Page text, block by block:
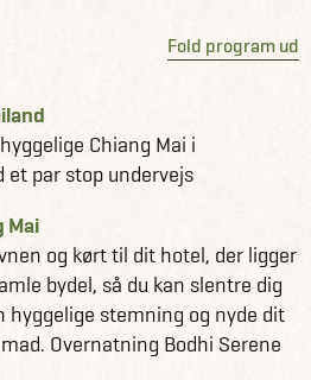
Fold program ud
Chiang Mai i
et par stop undervejs
Mai
og kørt til dit hotel, der ligger
bydel, så du kan slentre dig
hyggelige stemning og nyde dit
Overnatning Bodhi Serene